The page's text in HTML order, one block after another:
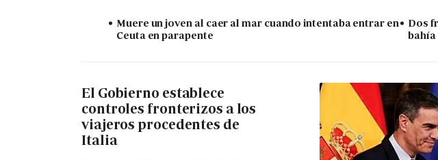
Muere un joven al caer al mar cuando intentaba entrar en
Ceuta en parapente
Dos
bahía
El Gobierno establece
controles fronterizos a los
viajeros procedentes de
Italia